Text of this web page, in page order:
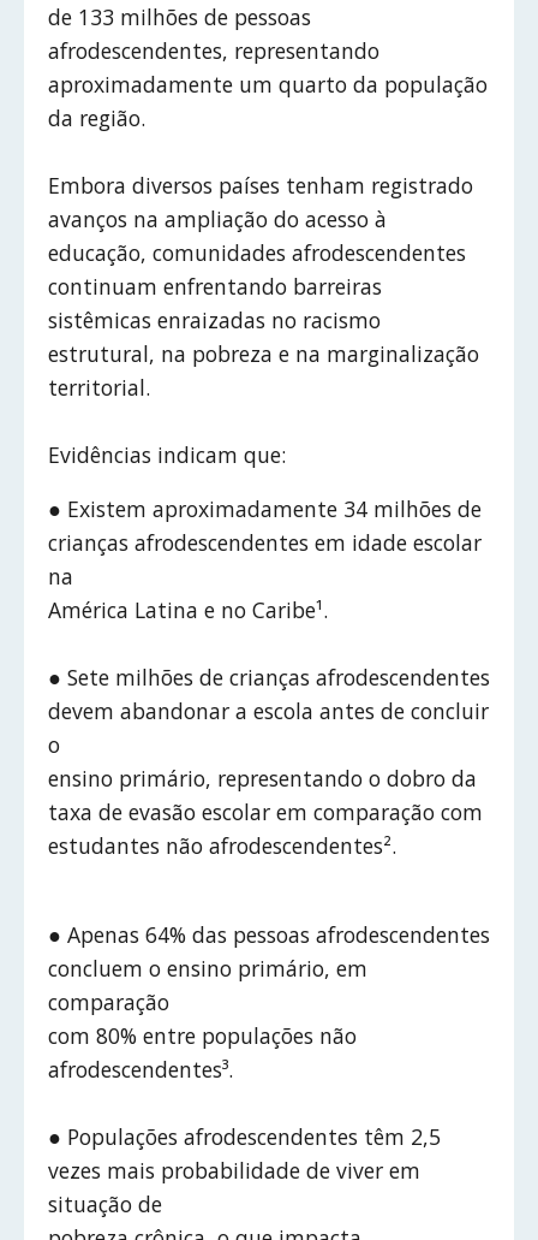
de 133 milhões de pessoas
afrodescendentes, representando
aproximadamente um quarto da população
da região.
Embora diversos países tenham registrado
avanços na ampliação do acesso à
educação, comunidades afrodescendentes
continuam enfrentando barreiras
sistêmicas enraizadas no racismo
estrutural, na pobreza e na marginalização
territorial.
Evidências indicam que:
● Existem aproximadamente 34 milhões de
crianças afrodescendentes em idade escolar
na
América Latina e no Caribe¹.
● Sete milhões de crianças afrodescendentes
devem abandonar a escola antes de concluir
o
ensino primário, representando o dobro da
taxa de evasão escolar em comparação com
estudantes não afrodescendentes².
● Apenas 64% das pessoas afrodescendentes
concluem o ensino primário, em
comparação
com 80% entre populações não
afrodescendentes³.
● Populações afrodescendentes têm 2,5
vezes mais probabilidade de viver em
situação de